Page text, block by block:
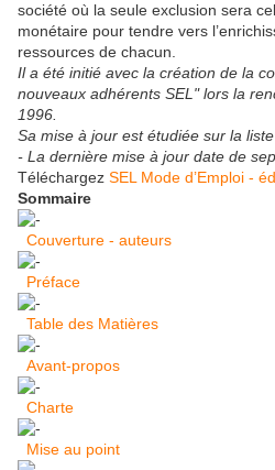
société où la seule exclusion sera
monétaire pour tendre vers
ressources de chacun.
Il a été initié avec la création de la
nouveaux adhérents SEL" lors la
1996.
Sa mise à jour est étudiée sur la liste
- La dernière mise à jour date de
Téléchargez SEL Mode d’Emploi -
Sommaire
Couverture - auteurs
Préface
Table des Matières
Avant-propos
Charte
Mise au point